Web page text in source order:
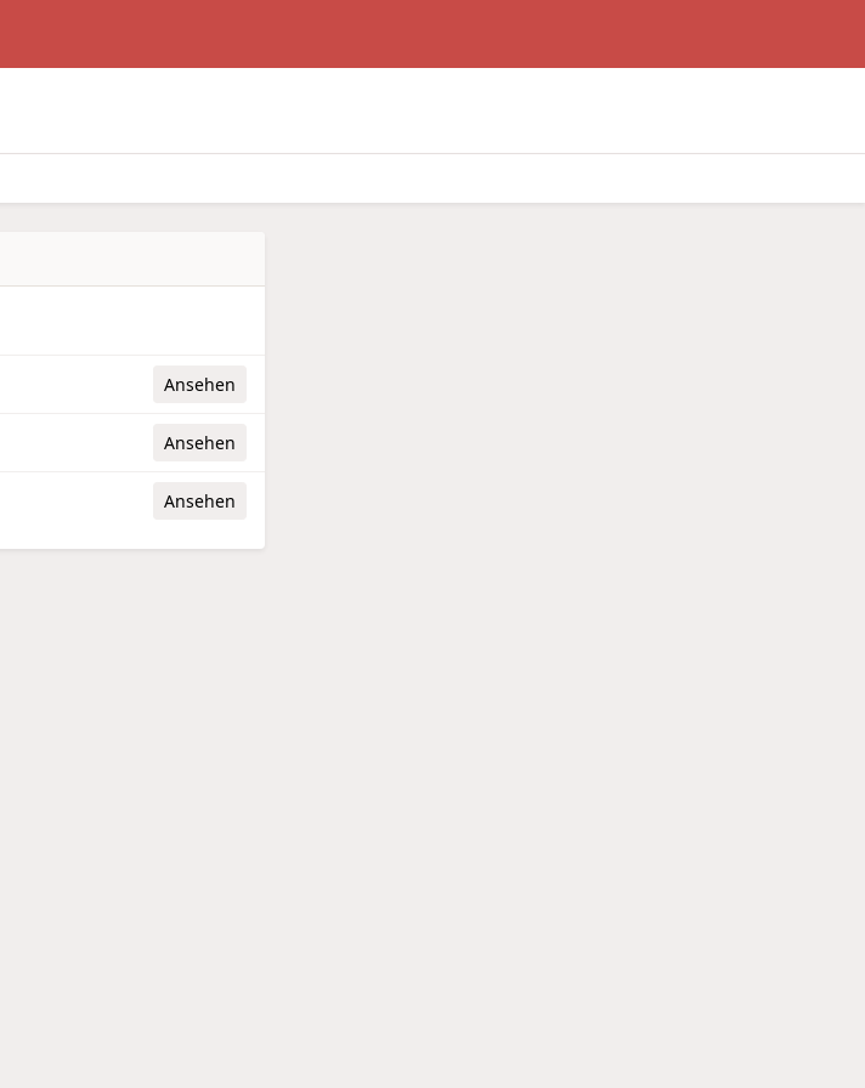
Ansehen
Ansehen
Ansehen